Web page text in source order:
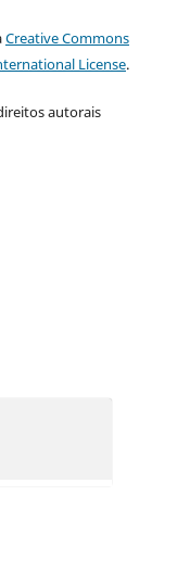
Creative Commons
License.
autorais